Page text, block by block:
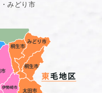
・みどり市